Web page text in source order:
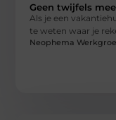
Geen twijfels
Als je een
te weten waar je
Neophema